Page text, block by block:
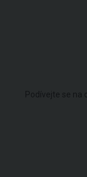
Podívejte se na